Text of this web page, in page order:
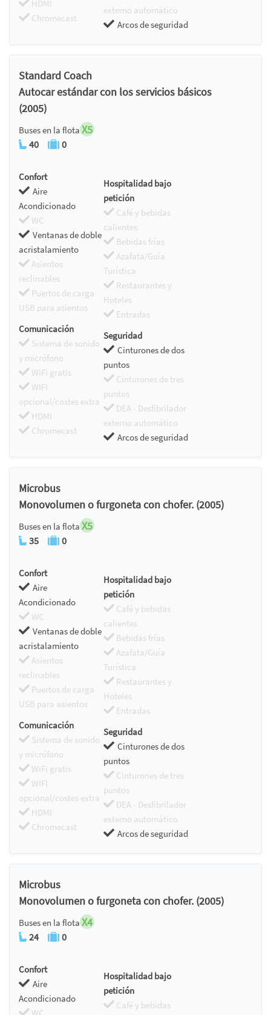
HDMI
Chromecast
externo automático
Arcos de seguridad
Standard Coach
Autocar estándar con los servicios básicos
(2005)
Buses en la flota X5
40 0
Confort
Aire
Acondicionado
WC
Ventanas de doble
acristalamiento
Asientos
reclinables
Puertos de carga
USB para asientos
Hospitalidad bajo
petición
Café y bebidas
calientes
Bebidas frías
Azafata/Guía
Turística
Restaurantes y
Hoteles
Entradas
Comunicación
Sistema de sonido
y micrófono
WiFi gratis
WIFI
opcional/costes extra
HDMI
Chromecast
Seguridad
Cinturones de dos
puntos
Cinturones de tres
puntos
DEA - Desfibrilador
externo automático
Arcos de seguridad
Microbus
Monovolumen o furgoneta con chofer. (2005)
Buses en la flota X5
35 0
Confort
Aire
Acondicionado
WC
Ventanas de doble
acristalamiento
Asientos
reclinables
Puertos de carga
USB para asientos
Hospitalidad bajo
petición
Café y bebidas
calientes
Bebidas frías
Azafata/Guía
Turística
Restaurantes y
Hoteles
Entradas
Comunicación
Sistema de sonido
y micrófono
WiFi gratis
WIFI
opcional/costes extra
HDMI
Chromecast
Seguridad
Cinturones de dos
puntos
Cinturones de tres
puntos
DEA - Desfibrilador
externo automático
Arcos de seguridad
Microbus
Monovolumen o furgoneta con chofer. (2005)
Buses en la flota X4
24 0
Confort
Aire
Acondicionado
Hospitalidad bajo
petición
Café y bebidas